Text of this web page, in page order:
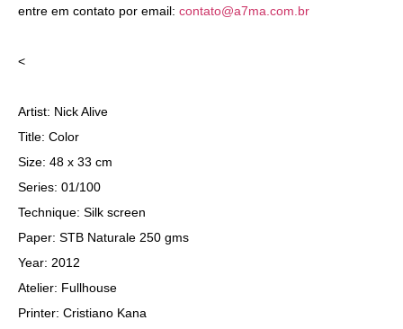
entre em contato por email: contato@a7ma.com.br
<
Artist: Nick Alive
Title: Color
Size: 48 x 33 cm
Series: 01/100
Technique: Silk screen
Paper: STB Naturale 250 gms
Year: 2012
Atelier: Fullhouse
Printer: Cristiano Kana